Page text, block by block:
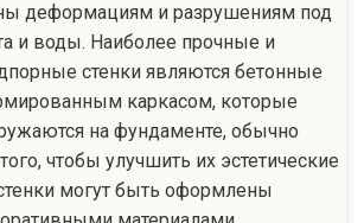
деформациям и разрушениям под
и воды. Наиболее прочные и
стенки являются бетонные
каркасом, которые
на фундаменте, обычно
чтобы улучшить их эстетические
могут быть оформлены